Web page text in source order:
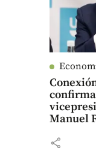
Manuel
share